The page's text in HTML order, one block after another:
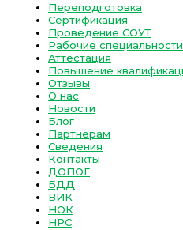
Переподготовка
Сертификация
Проведение СОУТ
Рабочие специальности
Аттестация
Повышение
Отзывы
О нас
Новости
Блог
Партнерам
Сведения
Контакты
ДОПОГ
БДД
ВИК
НОК
НРС